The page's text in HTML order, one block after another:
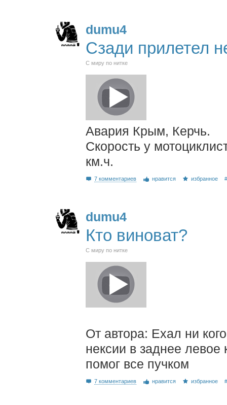
dumu4
Сзади прилетел
С миру по нитке
Авария Крым, Керчь.
Скорость у
км.ч.
7 комментариев нравится избранное
dumu4
Кто виноват?
С миру по нитке
От автора: Ехал ни
нексии в заднее
помог все пучком
7 комментариев нравится избранное